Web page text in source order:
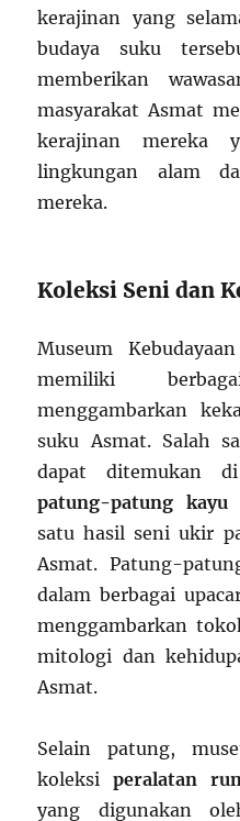
kerajinan yang
budaya suku
memberikan
masyarakat Asmat
kerajinan mereka
lingkungan alam
mereka.
Koleksi Seni dan
Museum
memiliki
menggambarkan
suku Asmat. Salah
dapat ditemukan
patung-patung kayu
satu hasil seni ukir
Asmat. Patung-
dalam berbagai
menggambarkan
mitologi dan
Asmat.
Selain patung,
koleksi peralatan
yang digunakan